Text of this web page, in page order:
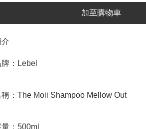
加至購物車
：Lebel
稱：The Moii Shampoo Mellow Out
：500ml